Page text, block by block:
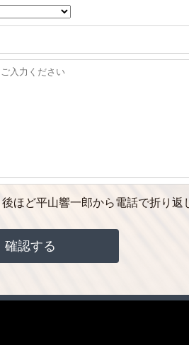
ほど平山響一郎から電話で折り返